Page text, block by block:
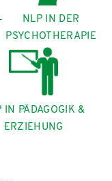
NLP IN DER
PSYCHOTHERAPIE
IN PÄDAGOGIK &
ERZIEHUNG